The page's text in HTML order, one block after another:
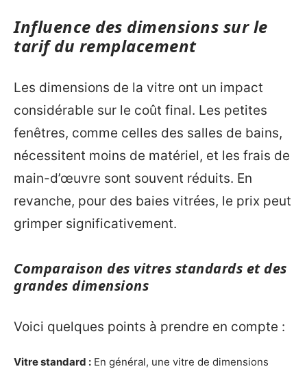
Influence des dimensions sur le
tarif du remplacement
Les dimensions de la vitre ont un impact
considérable sur le coût final. Les petites
fenêtres, comme celles des salles de bains,
nécessitent moins de matériel, et les frais de
main-d’œuvre sont souvent réduits. En
revanche, pour des baies vitrées, le prix peut
grimper significativement.
Comparaison des vitres standards et des
grandes dimensions
Voici quelques points à prendre en compte :
Vitre standard : En général, une vitre de dimensions